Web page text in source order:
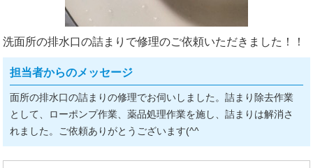
洗面所の排水口の詰まりで修理のご依頼いただきました！！
担当者からのメッセージ
面所の排水口の詰まりの修理でお伺いしました。詰まり除去作業
として、ローポンプ作業、薬品処理作業を施し、詰まりは解消さ
れました。ご依頼ありがとうございます(^^ゞ